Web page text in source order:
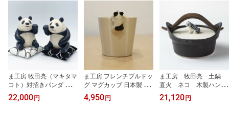
ま工房 牧田亮（マキタマ
コト）対招きパンダ 陶器
置物 日本製 ハンドメイ
ド 招きパンダ 縁起物 開
22,000 円
ま工房 フレンチブルドッ
グ マグカップ 日本製 手
作り 作家もの 犬モチー
フ 陶器 マグ カップ 可愛
4,950 円
ま工房 牧田亮 土鍋
直火 ネコ 木製ハンド
ル 土鍋 手作 作家 料
理 贈り物 日本製 猫の取
21,120 円